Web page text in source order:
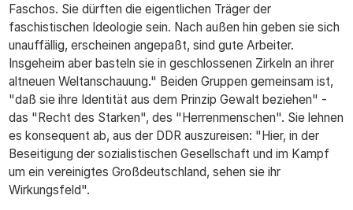
Faschos. Sie dürften die eigentlichen Träger der
faschistischen Ideologie sein. Nach außen hin geben sie sich
unauffällig, erscheinen angepaßt, sind gute Arbeiter.
Insgeheim aber basteln sie in geschlossenen Zirkeln an ihrer
altneuen Weltanschauung." Beiden Gruppen gemeinsam ist,
"daß sie ihre Identität aus dem Prinzip Gewalt beziehen" -
das "Recht des Starken", des "Herrenmenschen". Sie lehnen
es konsequent ab, aus der DDR auszureisen: "Hier, in der
Beseitigung der sozialistischen Gesellschaft und im Kampf
um ein vereinigtes Großdeutschland, sehen sie ihr
Wirkungsfeld".